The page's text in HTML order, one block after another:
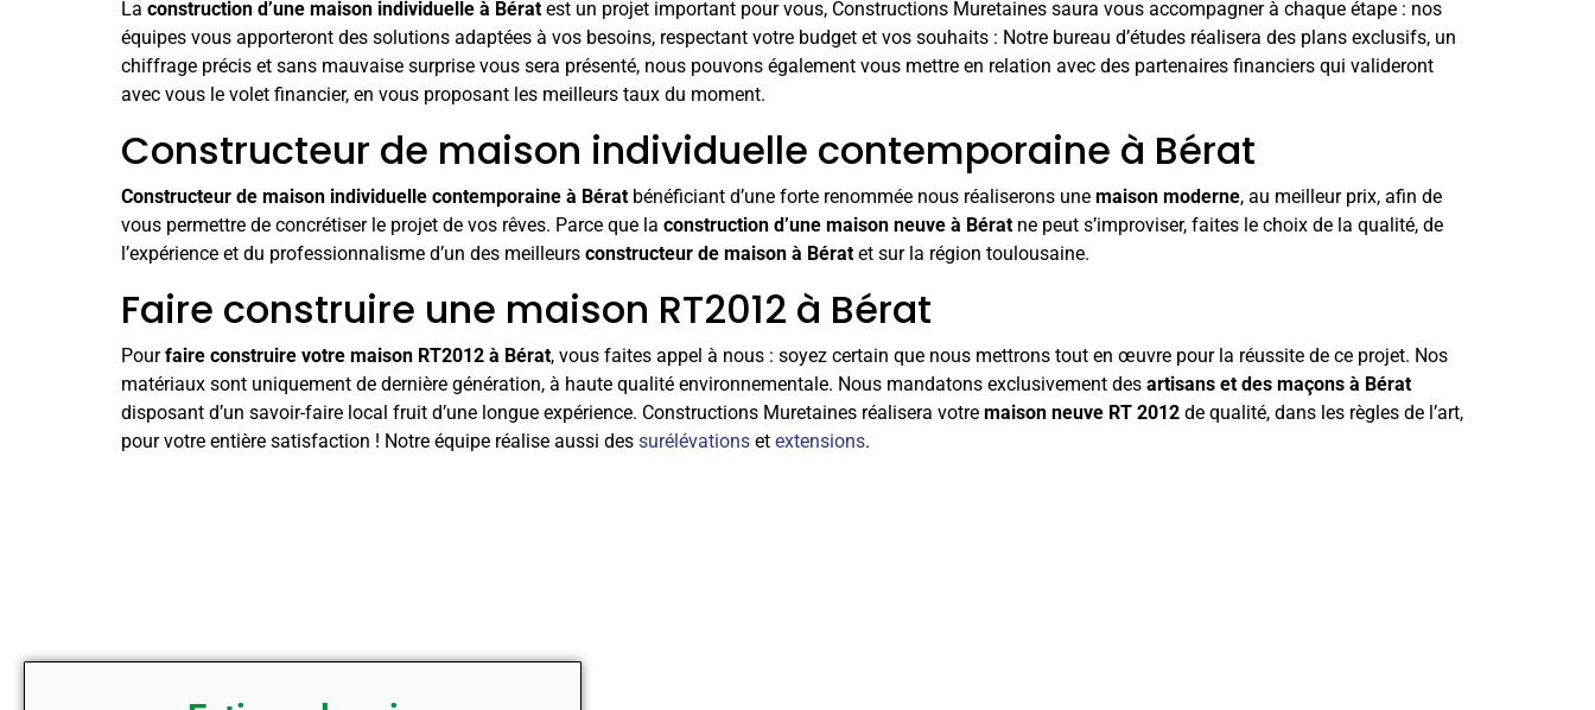
La construction d’une maison individuelle à Bérat est un projet important pour vous, Constructions Muretaines saura vous accompagner à chaque étape : nos
équipes vous apporteront des solutions adaptées à vos besoins, respectant votre budget et vos souhaits : Notre bureau d’études réalisera des plans exclusifs, un
chiffrage précis et sans mauvaise surprise vous sera présenté, nous pouvons également vous mettre en relation avec des partenaires financiers qui valideront
avec vous le volet financier, en vous proposant les meilleurs taux du moment.
Constructeur de maison individuelle contemporaine à Bérat
Constructeur de maison individuelle contemporaine à Bérat bénéficiant d’une forte renommée nous réaliserons une maison moderne, au meilleur prix, afin de
vous permettre de concrétiser le projet de vos rêves. Parce que la construction d’une maison neuve à Bérat ne peut s’improviser, faites le choix de la qualité, de
l’expérience et du professionnalisme d’un des meilleurs constructeur de maison à Bérat et sur la région toulousaine.
Faire construire une maison RT2012 à Bérat
Pourfaire construire votre maison RT2012 à Bérat, vous faites appel à nous : soyez certain que nous mettrons tout en œuvre pour la réussite de ce projet. Nos
matériaux sont uniquement de dernière génération, à haute qualité environnementale. Nous mandatons exclusivement des artisans et des maçons à Bérat
disposant d’un savoir-faire local fruit d’une longue expérience. Constructions Muretaines réalisera votre maison neuve RT 2012 de qualité, dans les règles de l’art,
pour votre entière satisfaction ! Notre équipe réalise aussi des surélévations et extensions.